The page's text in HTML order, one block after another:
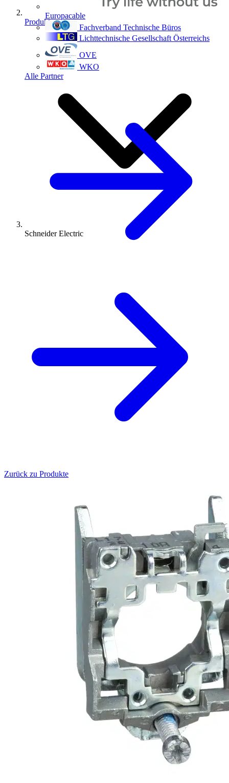
Europacable
Fachverband Technische Büros
Lichttechnische Gesellschaft Österreichs
OVE
WKO
Alle Partner
Produkte
Schneider Electric
Zurück zu Produkte